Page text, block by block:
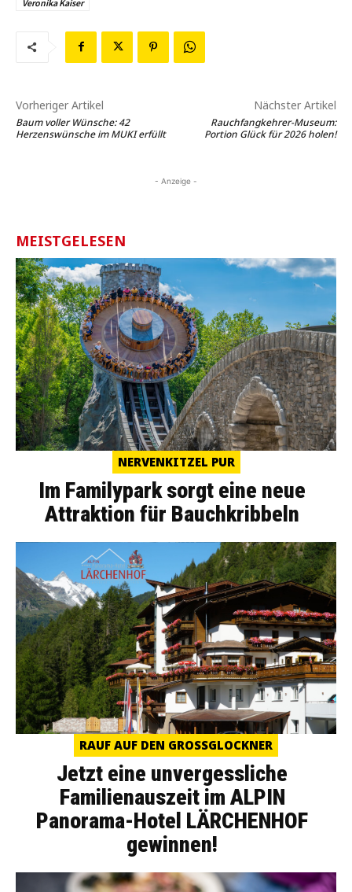
Veronika Kaiser
Vorheriger Artikel
Baum voller Wünsche: 42
Herzenswünsche im MUKI erfüllt
Nächster Artikel
Rauchfangkehrer-Museum:
Portion Glück für 2026 holen!
- Anzeige -
MEISTGELESEN
NERVENKITZEL PUR
Im Familypark sorgt eine neue
Attraktion für Bauchkribbeln
RAUF AUF DEN GROSSGLOCKNER
Jetzt eine unvergessliche
Familienauszeit im ALPIN
Panorama-Hotel LÄRCHENHOF
gewinnen!